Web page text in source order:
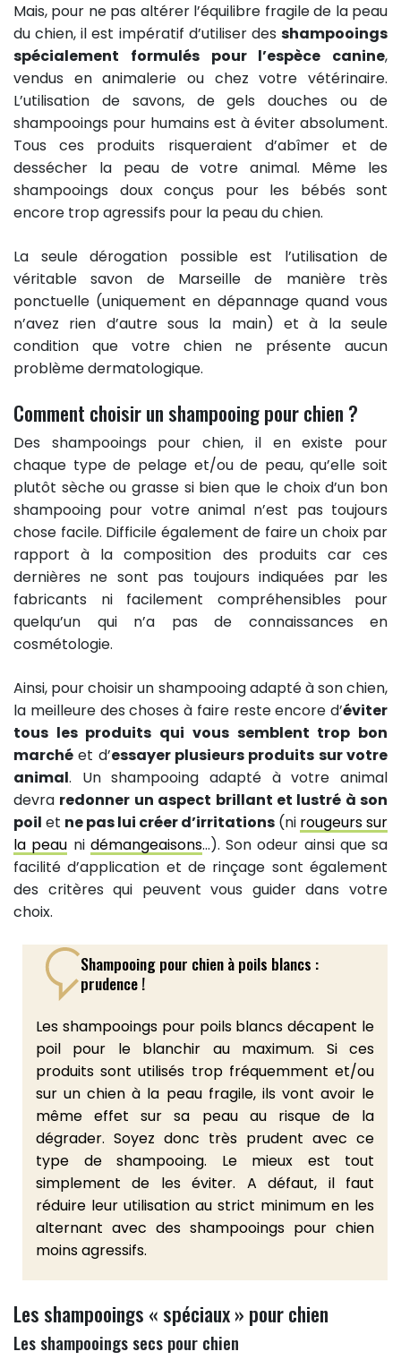
Mais, pour ne pas altérer l’équilibre fragile de la peau
du chien, il est impératif d’utiliser des shampooings
spécialement formulés pour l’espèce canine,
vendus en animalerie ou chez votre vétérinaire.
L’utilisation de savons, de gels douches ou de
shampooings pour humains est à éviter absolument.
Tous ces produits risqueraient d’abîmer et de
dessécher la peau de votre animal. Même les
shampooings doux conçus pour les bébés sont
encore trop agressifs pour la peau du chien.
La seule dérogation possible est l’utilisation de
véritable savon de Marseille de manière très
ponctuelle (uniquement en dépannage quand vous
n’avez rien d’autre sous la main) et à la seule
condition que votre chien ne présente aucun
problème dermatologique.
Comment choisir un shampooing pour chien ?
Des shampooings pour chien, il en existe pour
chaque type de pelage et/ou de peau, qu’elle soit
plutôt sèche ou grasse si bien que le choix d’un bon
shampooing pour votre animal n’est pas toujours
chose facile. Difficile également de faire un choix par
rapport à la composition des produits car ces
dernières ne sont pas toujours indiquées par les
fabricants ni facilement compréhensibles pour
quelqu’un qui n’a pas de connaissances en
cosmétologie.
Ainsi, pour choisir un shampooing adapté à son chien,
la meilleure des choses à faire reste encore d’éviter
tous les produits qui vous semblent trop bon
marché et d’essayer plusieurs produits sur votre
animal. Un shampooing adapté à votre animal
devra redonner un aspect brillant et lustré à son
poil et ne pas lui créer d’irritations (ni rougeurs sur
la peau ni démangeaisons…). Son odeur ainsi que sa
facilité d’application et de rinçage sont également
des critères qui peuvent vous guider dans votre
choix.
Shampooing pour chien à poils blancs :
prudence !
Les shampooings pour poils blancs décapent le
poil pour le blanchir au maximum. Si ces
produits sont utilisés trop fréquemment et/ou
sur un chien à la peau fragile, ils vont avoir le
même effet sur sa peau au risque de la
dégrader. Soyez donc très prudent avec ce
type de shampooing. Le mieux est tout
simplement de les éviter. A défaut, il faut
réduire leur utilisation au strict minimum en les
alternant avec des shampooings pour chien
moins agressifs.
Les shampooings « spéciaux » pour chien
Les shampooings secs pour chien